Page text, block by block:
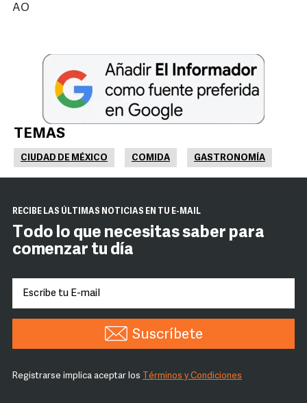
AO
TEMAS
CIUDAD DE MÉXICO COMIDA GASTRONOMÍA
RECIBE LAS ÚLTIMAS NOTICIAS EN TU E-MAIL
Todo lo que necesitas saber para
comenzar tu día
Suscríbete
Registrarse implica aceptar los Términos y Condiciones